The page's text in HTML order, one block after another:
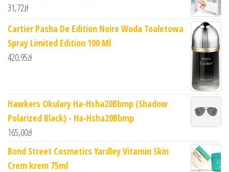
31,72zł
Cartier Pasha De Edition Noire Woda Toaletowa
Spray Limited Edition 100 Ml
420,95zł
Hawkers Okulary Ha-Hsha20Bbmp (Shadow
Polarized Black) - Ha-Hsha20Bbmp
165,00zł
Bond Street Cosmetics Yardley Vitamin Skin
Crem krem 75ml